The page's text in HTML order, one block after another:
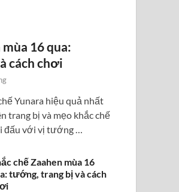
16 qua:
cách chơi
Yunara hiệu quả nhất
trang bị và mẹo khắc chế
đấu với vị tướng …
chế Zaahen mùa 16
tướng, trang bị và cách